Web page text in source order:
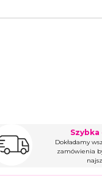
Dokładamy
zamówienia